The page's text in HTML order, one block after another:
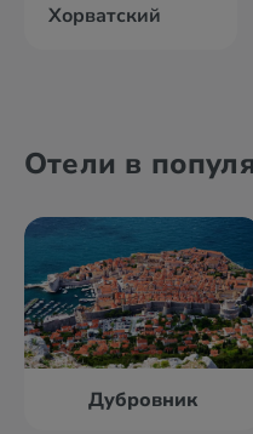
Хорватский
Отели в
Дубровник